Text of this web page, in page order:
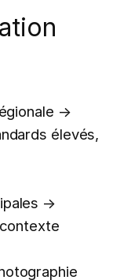
→
élevés,
→